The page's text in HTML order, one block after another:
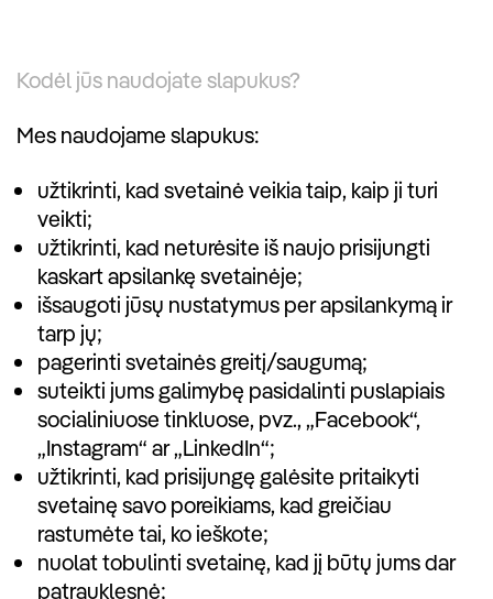
Kodėl jūs naudojate slapukus?
Mes naudojame slapukus:
užtikrinti, kad svetainė veikia taip, kaip ji turi
veikti;
užtikrinti, kad neturėsite iš naujo prisijungti
kaskart apsilankę svetainėje;
išsaugoti jūsų nustatymus per apsilankymą ir
tarp jų;
pagerinti svetainės greitį/saugumą;
suteikti jums galimybę pasidalinti puslapiais
socialiniuose tinkluose, pvz., „Facebook“,
„Instagram“ ar „LinkedIn“;
užtikrinti, kad prisijungę galėsite pritaikyti
svetainę savo poreikiams, kad greičiau
rastumėte tai, ko ieškote;
nuolat tobulinti svetainę, kad jį būtų jums dar
patrauklesnė;